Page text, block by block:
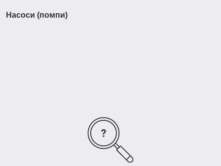
Насоси (помпи)